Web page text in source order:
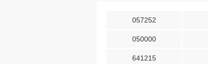
057252
050000
641215